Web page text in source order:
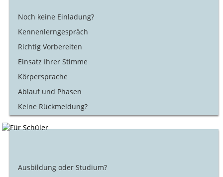
Noch keine Einladung?
Kennenlerngespräch
Richtig Vorbereiten
Einsatz Ihrer Stimme
Körpersprache
Ablauf und Phasen
Keine Rückmeldung?
Ausbildung oder Studium?